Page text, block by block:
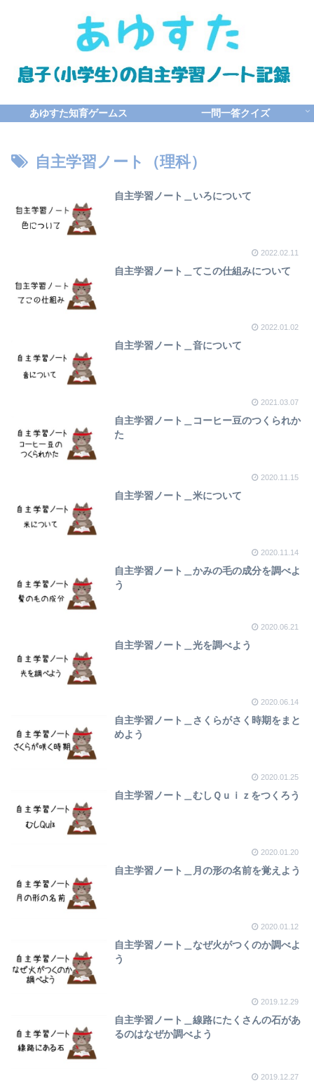
あゆすた知育ゲームス 一問一答クイズ
自主学習ノート（理科）
自主学習ノート＿いろについて
2022.02.11
自主学習ノート＿てこの仕組みについて
2022.01.02
自主学習ノート＿音について
2021.03.07
自主学習ノート＿コーヒー豆のつくられか
た
2020.11.15
自主学習ノート＿米について
2020.11.14
自主学習ノート＿かみの毛の成分を調べよ
う
2020.06.21
自主学習ノート＿光を調べよう
2020.06.14
自主学習ノート＿さくらがさく時期をまと
めよう
2020.01.25
自主学習ノート＿むしＱｕｉｚをつくろう
2020.01.20
自主学習ノート＿月の形の名前を覚えよう
2020.01.12
自主学習ノート＿なぜ火がつくのか調べよ
う
2019.12.29
自主学習ノート＿線路にたくさんの石があ
るのはなぜか調べよう
2019.12.27